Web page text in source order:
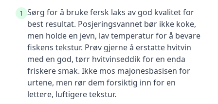
1 Sørg for å bruke fersk laks av god kvalitet for
best resultat. Posjeringsvannet bør ikke koke,
men holde en jevn, lav temperatur for å bevare
fiskens tekstur. Prøv gjerne å erstatte hvitvin
med en god, tørr hvitvinseddik for en enda
friskere smak. Ikke mos majonesbasisen for
urtene, men rør dem forsiktig inn for en
lettere, luftigere tekstur.